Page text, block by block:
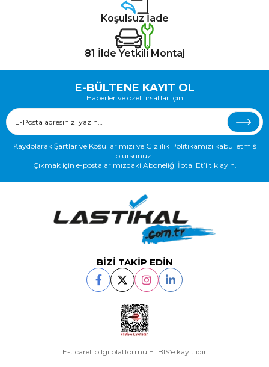
Koşulsuz İade
81 İlde Yetkili Montaj
E-BÜLTENE KAYIT OL
Haberler ve özel fırsatlar için
Kaydolarak Şartlar ve Koşullarımızı ve Gizlilik Politikamızı kabul etmiş
olursunuz.
Çıkmak için e-postalarımızdaki Aboneliği İptal Et’i tıklayın.
BİZİ TAKİP EDİN
E-ticaret bilgi platformu ETBIS’e kayıtlıdır